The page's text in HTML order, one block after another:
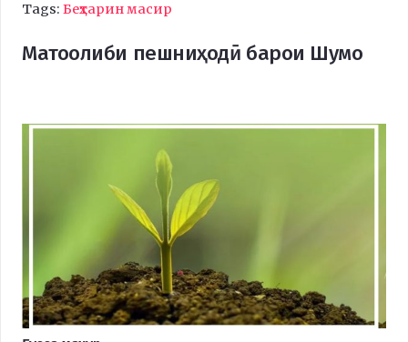
Tags: Беҳтарин масир
Матоолиби пешниҳодӣ барои Шумо